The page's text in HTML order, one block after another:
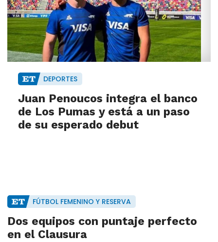
DEPORTES
Juan Penoucos integra el banco
de Los Pumas y está a un paso
de su esperado debut
FÚTBOL FEMENINO Y RESERVA
Dos equipos con puntaje perfecto
en el Clausura